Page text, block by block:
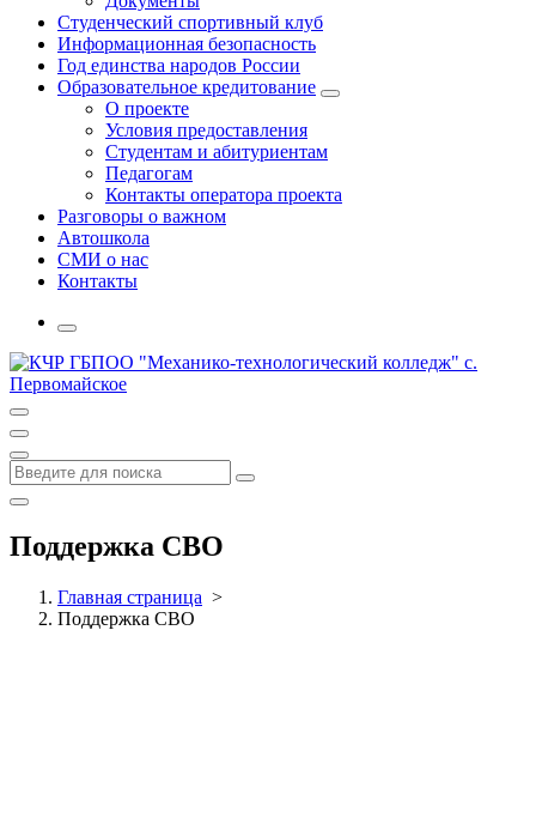
Студенческий спортивный клуб
Информационная безопасность
Год единства народов России
Образовательное кредитование
О проекте
Условия предоставления
Студентам и абитуриентам
Педагогам
Контакты оператора проекта
Разговоры о важном
Автошкола
СМИ о нас
Контакты
Поддержка СВО
Главная страница >
Поддержка СВО